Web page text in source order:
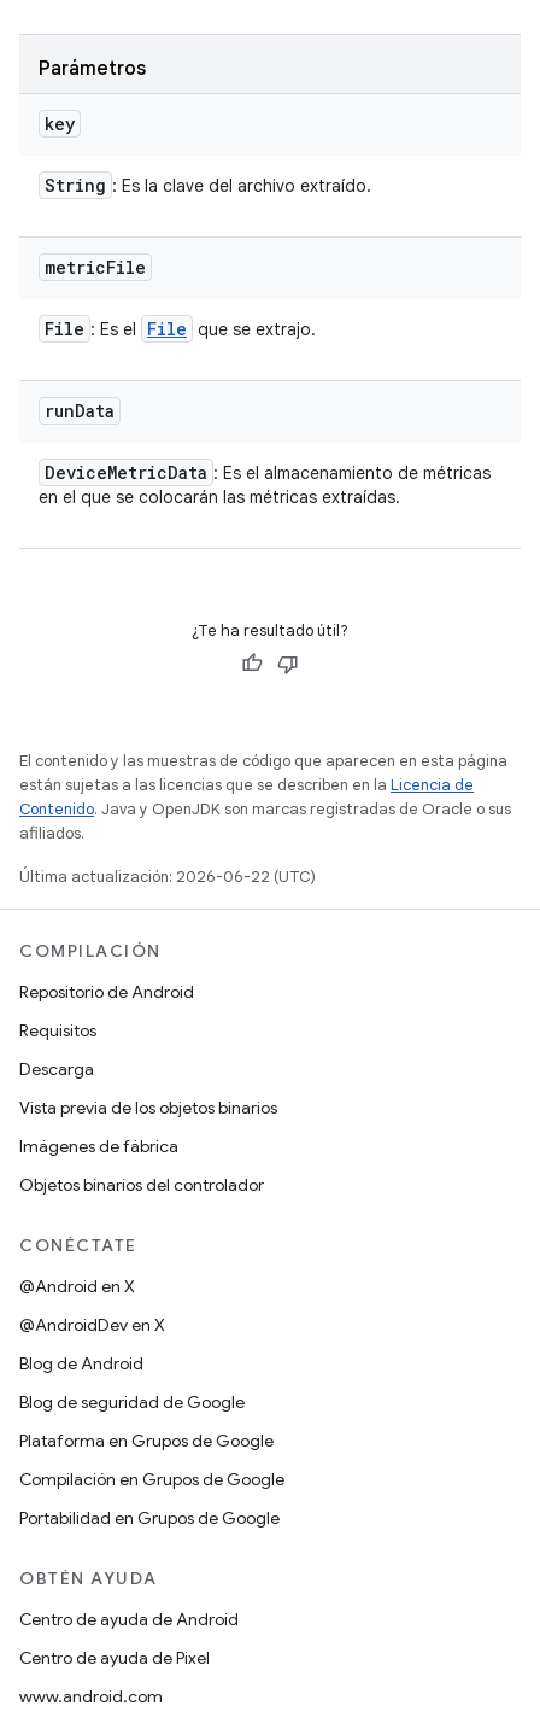
Parámetros
key
String : Es la clave del archivo extraído.
metricFile
File : Es el File que se extrajo.
runData
DeviceMetricData : Es el almacenamiento de métricas
en el que se colocarán las métricas extraídas.
¿Te ha resultado útil?
El contenido y las muestras de código que aparecen en esta página
están sujetas a las licencias que se describen en la Licencia de
Contenido. Java y OpenJDK son marcas registradas de Oracle o sus
afiliados.
Última actualización: 2026-06-22 (UTC)
COMPILACIÓN
Repositorio de Android
Requisitos
Descarga
Vista previa de los objetos binarios
Imágenes de fábrica
Objetos binarios del controlador
CONÉCTATE
@Android en X
@AndroidDev en X
Blog de Android
Blog de seguridad de Google
Plataforma en Grupos de Google
Compilación en Grupos de Google
Portabilidad en Grupos de Google
OBTÉN AYUDA
Centro de ayuda de Android
Centro de ayuda de Pixel
www.android.com